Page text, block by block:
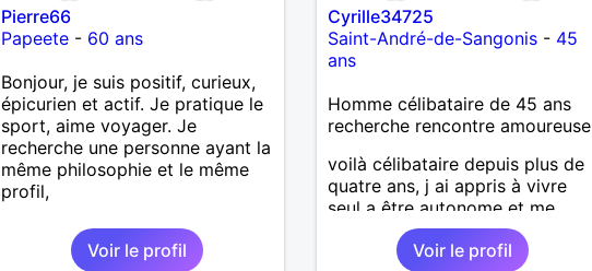
Pierre66
Papeete- 60 ans
Bonjour, je suis positif, curieux,
épicurien et actif. Je pratique le
sport, aime voyager. Je
recherche une personne ayant la
même philosophie et le même
profil,
Voir le profil
Cyrille34725
Saint-André-de-Sangonis- 45
ans
Homme célibataire de 45 ans
recherche rencontre amoureuse
voilà célibataire depuis plus de
quatre ans, j ai appris à vivre
seul a être autonome et me
créer ma propre bulle. Je vis a
mon rythme et je me fixe des
Voir le profil